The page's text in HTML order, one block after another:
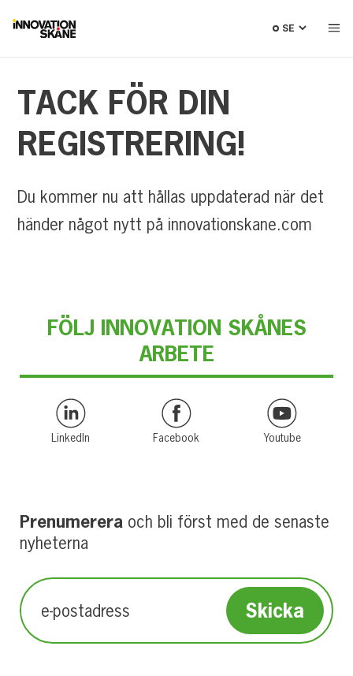
TACK FÖR DIN
REGISTRERING!
Du kommer nu att hållas uppdaterad när det
händer något nytt på innovationskane.com
FÖLJ INNOVATION SKÅNES
ARBETE
LinkedIn Facebook Youtube
Prenumerera och bli först med de senaste
nyheterna